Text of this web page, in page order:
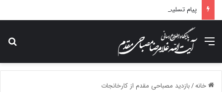
منو
خانه/بازدید مصباحی مقدم از کارخانجات